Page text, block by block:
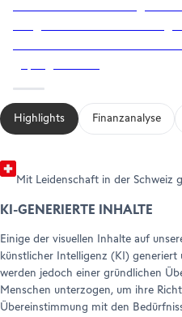
Highlights Finanzanalyse
Forex Partnerships
Help Center
Customer Care
Mit Leidenschaft in der Schweiz
KI-GENERIERTE INHALTE
Einige der visuellen Inhalte auf
künstlicher Intelligenz (KI)
werden jedoch einer gründlichen
Menschen unterzogen, um ihre
Übereinstimmung mit den